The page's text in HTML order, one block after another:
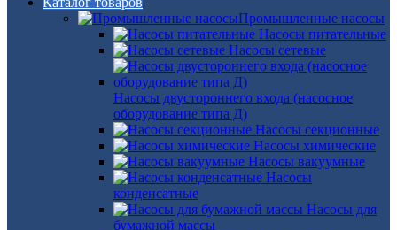
Промышленные насосы
Насосы питательные
Насосы сетевые
Насосы двустороннего входа (насосное
оборудование типа Д)
Насосы секционные
Насосы химические
Насосы вакуумные
Насосы
конденсатные
Насосы для
бумажной массы